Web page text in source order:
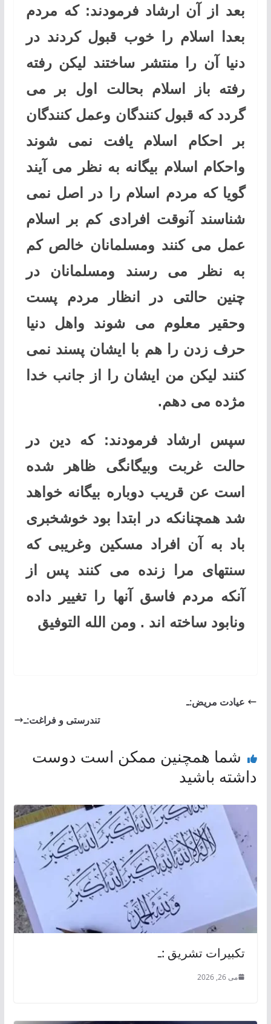
بعد از آن ارشاد فرمودند: که مردم
بعدا اسلام را خوب قبول کردند در
دنیا آن را منتشر ساختند لیکن رفته
رفته باز اسلام بحالت اول بر می
گردد که قبول کنندگان وعمل کنندگان
بر احکام اسلام یافت نمی شوند
واحکام اسلام بیگانه به نظر می آیند
گویا که مردم اسلام را در اصل نمی
شناسند آنوقت افرادی کم بر اسلام
عمل می کنند ومسلمانان خالص کم
به نظر می رسند ومسلمانان در
چنین حالتی در انظار مردم پست
وحقیر معلوم می شوند واهل دنیا
حرف زدن را هم با ایشان پسند نمی
کنند لیکن من ایشان را از جانب خدا
مژده می دهم.
سپس ارشاد فرمودند: که دین در
حالت غربت وبیگانگی ظاهر شده
است عن قریب دوباره بیگانه خواهد
شد همچنانکه در ابتدا بود خوشخبری
باد به آن افراد مسکین وغریبی که
سنتهای مرا زنده می کنند پس از
آنکه مردم فاسق آنها را تغییر داده
ونابود ساخته اند . ومن الله التوفیق
عیادت مریض:ـ
تندرستی و فراغت:ـ
شما همچنین ممکن است دوست
داشته باشید
تكبيرات تشريق :ـ
می 26, 2026